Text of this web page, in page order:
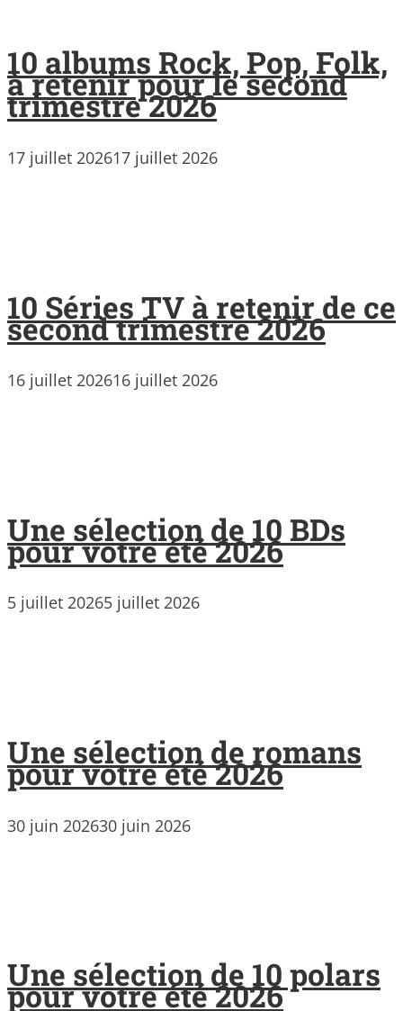
10 albums Rock, Pop, Folk,
à retenir pour le second
trimestre 2026
17 juillet 202617 juillet 2026
10 Séries TV à retenir de ce
second trimestre 2026
16 juillet 202616 juillet 2026
Une sélection de 10 BDs
pour votre été 2026
5 juillet 20265 juillet 2026
Une sélection de romans
pour votre été 2026
30 juin 202630 juin 2026
Une sélection de 10 polars
pour votre été 2026